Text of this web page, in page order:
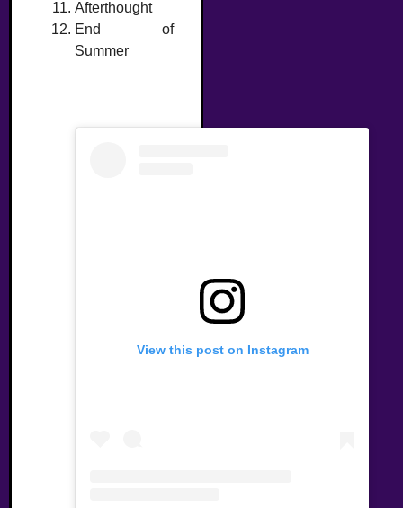
Afterthought
End of
Summer
View this post on Instagram